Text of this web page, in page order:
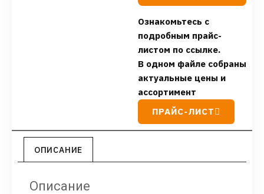
Ознакомьтесь с
подробным прайс-
листом по ссылке.
В одном файле собраны
актуальные цены и
ассортимент
ПРАЙС-ЛИСТ
ОПИСАНИЕ
Описание